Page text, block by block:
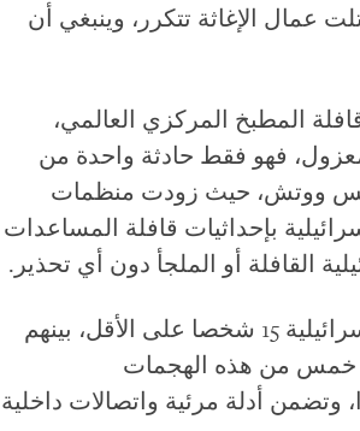
عمال الإغاثة تتكرر، وينبغي أن
نيسان على قافلة المطبخ المركزي العالمي،
فهو فقط حادثة واحدة من
ووتش، حيث زودت منظمات
بإحداثيات قافلة المساعدات
القافلة أو الملجأ دون أي تحذير.
في هذه الحوادث الثمانية، قتلت القوات الإسرائيلية 15 شخصا على الأقل، بينهم
كانت خمس من هذه الهجمات
وتضمن أدلة مرئية واتصالات داخلية